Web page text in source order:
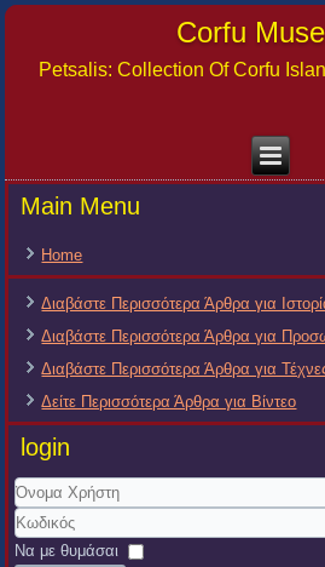
Corfu
Petsalis: Collection Of Corfu
Main Menu
Home
Διαβάστε Περισσότερα Άρθρα για
Διαβάστε Περισσότερα Άρθρα για
Διαβάστε Περισσότερα Άρθρα για
Δείτε Περισσότερα Άρθρα για Βίντεο
login
Όνομα
Χρήστη
Κωδικός
Να με θυμάσαι